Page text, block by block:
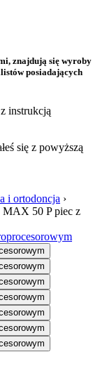
znajdują się wyroby
posiadających
instrukcją
się z powyższą
i ortodoncja ›
50 P piec z